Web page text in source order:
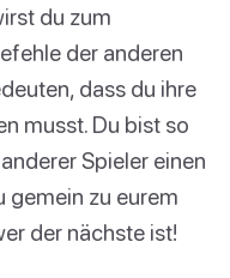
du zum
der anderen
dass du ihre
musst. Du bist so
Spieler einen
gemein zu eurem
der nächste ist!